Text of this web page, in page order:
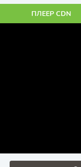
ПЛЕЕР CDN